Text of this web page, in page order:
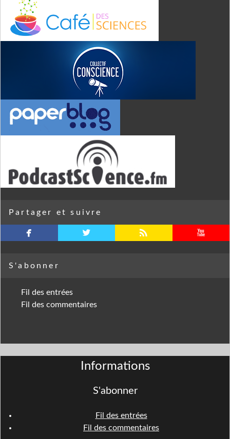
Partager et suivre
facebook twitterbird rss youtube
S'abonner
Fil des entrées
Fil des commentaires
Informations
S'abonner
Fil des entrées
Fil des commentaires